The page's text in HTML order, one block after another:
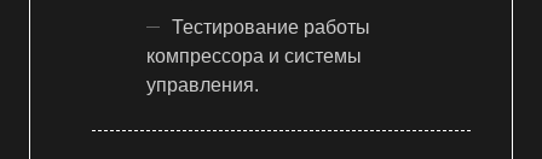
Тестирование работы
компрессора и системы
управления.